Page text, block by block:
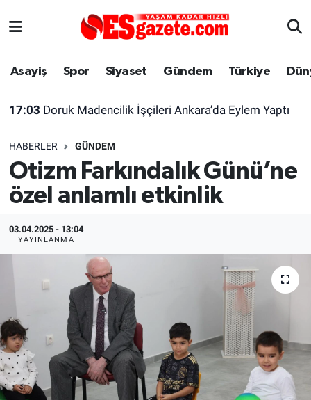
Asayiş Spor Siyaset Gündem Türkiye
17:03 Doruk Madencilik İşçileri Ankara’da Eylem Yaptı
HABERLER GÜNDEM
Otizm Farkındalık Günü’ne
özel anlamlı etkinlik
03.04.2025 - 13:04
YAYINLANMA
Asayiş
Gündem
Türkiye
Dünya
Alış-Veriş/İş dünyası
Yaşam
Eskişehirspor Arşivi
Eskişehir Arşivi
Röportaj
Ekonomi
Kültür Sanat
Politika
Bilecik
Eskişehir Nöbetçi Eczaneler
Süper Lig Puan Durumu ve Fikstür
Tüm Manşetler
Son Dakika Haberleri
Haber Arşivi